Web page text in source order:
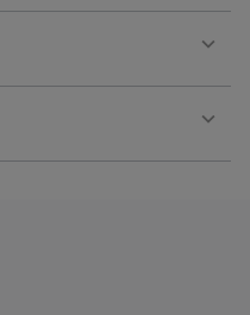
or
or